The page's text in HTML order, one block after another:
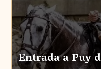
Entrada a Puy